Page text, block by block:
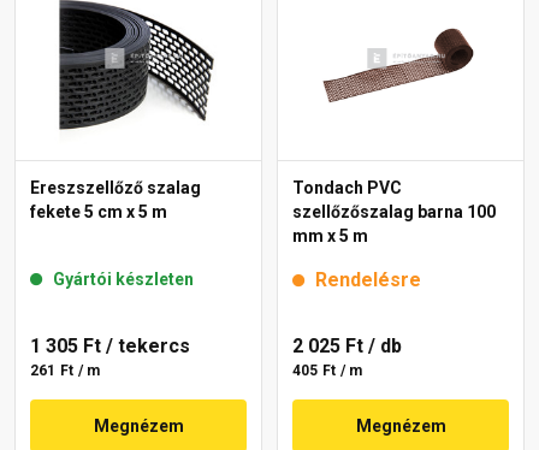
Ereszszellőző szalag
fekete 5 cm x 5 m
Gyártói készleten
1 305 Ft / tekercs
261 Ft / m
Megnézem
Tondach PVC
szellőzőszalag barna 100
mm x 5 m
Rendelésre
2 025 Ft / db
405 Ft / m
Megnézem